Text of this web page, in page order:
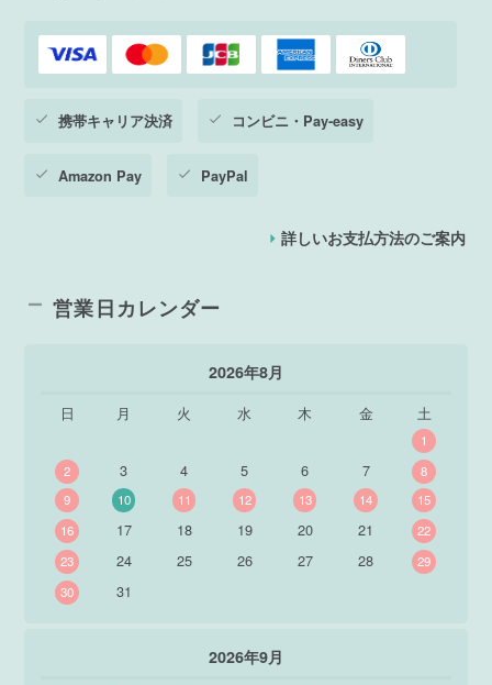
携帯キャリア決済 コンビニ・Pay-easy
Amazon Pay PayPal
詳しいお支払方法のご案内
営業日カレンダー
2026年8月
日 月 火 水 木 金 土
1
2
3 4 5 6 7
8
9
10 11 12 13 14
15
16
17 18 19 20 21
22
23
24 25 26 27 28
29
30
31
2026年9月